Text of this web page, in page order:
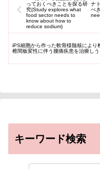
ナ
べ
iPS細胞から作った軟骨様髄核により
椎間板変性に伴う腰痛疾患を治療しう
キーワード検索